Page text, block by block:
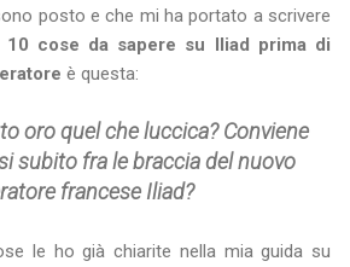
posto e che mi ha portato a scrivere
10 cose da sapere su Iliad prima di
è questa:
oro quel che luccica? Conviene
subito fra le braccia del nuovo
francese Iliad?
le ho già chiarite nella mia guida su